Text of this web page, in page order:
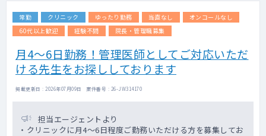
■教育研修
見学・指導を実施予定
常勤 クリニック ゆったり勤務 当直なし
オンコールなし
60代以上歓迎
経験不問 院長・管理職募集
月4～6日勤務！管理医師としてご対応いただ
ける先生をお探ししております
掲載更新日 : 2026年07月09日 案件番号 : 26-JW314170
担当エージェントより
・クリニックに月4～6日程度ご勤務いただける方を募集してお